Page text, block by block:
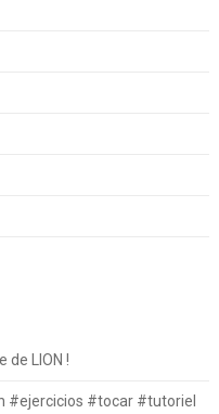
de LION !
#ejercicios #tocar #tutoriel